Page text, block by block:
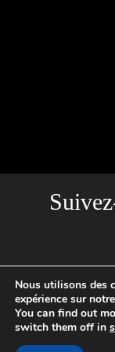
Site créé par
Professionnel,
Nous utilisons des
expérience sur
You can find out
switch them off in